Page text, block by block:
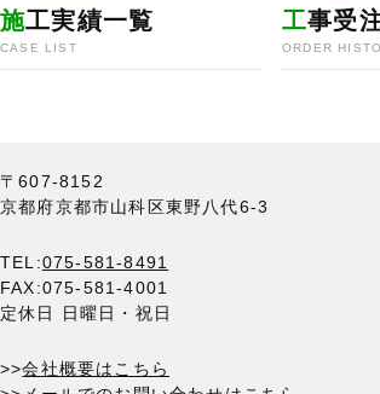
施工実績一覧
CASE LIST
工事受
ORDER
〒607-8152
京都府京都市山科区東野八代6-3
TEL:075-581-8491
FAX:075-581-4001
定休日 日曜日・祝日
>>会社概要はこちら